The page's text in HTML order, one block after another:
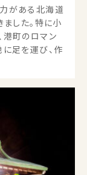
がある北海道
ました。特に小
港町のロマン
足を運び、作